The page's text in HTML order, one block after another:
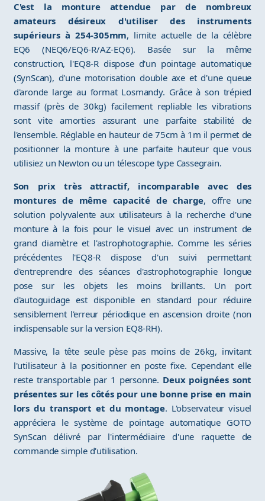
C'est la monture attendue par de nombreux
amateurs désireux d'utiliser des instruments
supérieurs à 254-305mm, limite actuelle de la célèbre
EQ6 (NEQ6/EQ6-R/AZ-EQ6). Basée sur la même
construction, l'EQ8-R dispose d'un pointage automatique
(SynScan), d'une motorisation double axe et d'une queue
d'aronde large au format Losmandy. Grâce à son trépied
massif (près de 30kg) facilement repliable les vibrations
sont vite amorties assurant une parfaite stabilité de
l'ensemble. Réglable en hauteur de 75cm à 1m il permet de
positionner la monture à une parfaite hauteur que vous
utilisiez un Newton ou un télescope type Cassegrain.
Son prix très attractif, incomparable avec des
montures de même capacité de charge, offre une
solution polyvalente aux utilisateurs à la recherche d'une
monture à la fois pour le visuel avec un instrument de
grand diamètre et l'astrophotographie. Comme les séries
précédentes l'EQ8-R dispose d'un suivi permettant
d'entreprendre des séances d'astrophotographie longue
pose sur les objets les moins brillants. Un port
d'autoguidage est disponible en standard pour réduire
sensiblement l'erreur périodique en ascension droite (non
indispensable sur la version EQ8-RH).
Massive, la tête seule pèse pas moins de 26kg, invitant
l'utilisateur à la positionner en poste fixe. Cependant elle
reste transportable par 1 personne. Deux poignées sont
présentes sur les côtés pour une bonne prise en main
lors du transport et du montage. L'observateur visuel
appréciera le système de pointage automatique GOTO
SynScan délivré par l'intermédiaire d'une raquette de
commande simple d'utilisation.